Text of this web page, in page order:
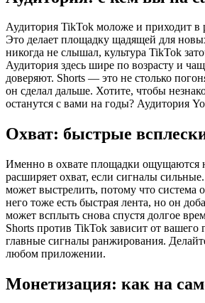
Аудитория TikTok моложе и приходит в
Это делает площадку щадящей для
никогда не слышал, культура TikTok
Аудитория здесь шире по возрасту и
доверяют. Shorts — это не столько
он сделал дальше. Хотите, чтобы
останутся с вами на годы? Аудитория
Охват: быстрые
Именно в охвате площадки ощущаются
расширяет охват, если сигналы
может выстрелить, потому что система
него тоже есть быстрая лента, но он
может всплыть снова спустя долгое
Shorts против TikTok зависит от
главные сигналы ранжирования.
любом приложении.
Монетизация: как на